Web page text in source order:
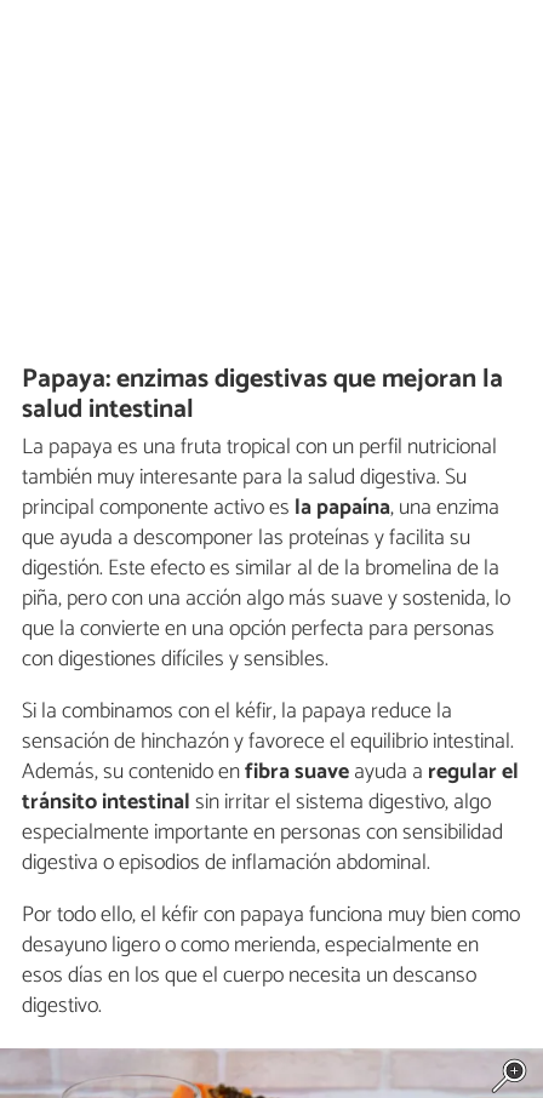
Papaya: enzimas digestivas que mejoran la
salud intestinal
La papaya es una fruta tropical con un perfil nutricional
también muy interesante para la salud digestiva. Su
principal componente activo es la papaína, una enzima
que ayuda a descomponer las proteínas y facilita su
digestión. Este efecto es similar al de la bromelina de la
piña, pero con una acción algo más suave y sostenida, lo
que la convierte en una opción perfecta para personas
con digestiones difíciles y sensibles.
Si la combinamos con el kéfir, la papaya reduce la
sensación de hinchazón y favorece el equilibrio intestinal.
Además, su contenido enfibra suaveayuda a regular el
tránsito intestinalsin irritar el sistema digestivo, algo
especialmente importante en personas con sensibilidad
digestiva o episodios de inflamación abdominal.
Por todo ello, el kéfir con papaya funciona muy bien como
desayuno ligero o como merienda, especialmente en
esos días en los que el cuerpo necesita un descanso
digestivo.